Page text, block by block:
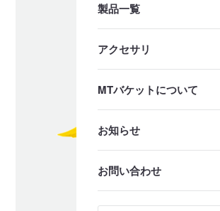
製品一覧
アクセサリ
MTバケットについて
お知らせ
お問い合わせ